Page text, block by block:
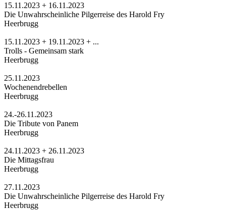
15.11.2023 + 16.11.2023
Die Unwahrscheinliche Pilgerreise des Harold Fry
Heerbrugg
15.11.2023 + 19.11.2023 + ...
Trolls - Gemeinsam stark
Heerbrugg
25.11.2023
Wochenendrebellen
Heerbrugg
24.-26.11.2023
Die Tribute von Panem
Heerbrugg
24.11.2023 + 26.11.2023
Die Mittagsfrau
Heerbrugg
27.11.2023
Die Unwahrscheinliche Pilgerreise des Harold Fry
Heerbrugg